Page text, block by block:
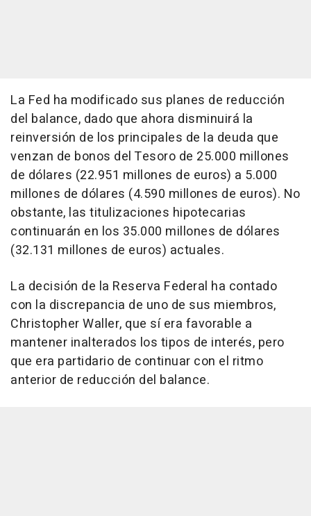
La Fed ha modificado sus planes de reducción
del balance, dado que ahora disminuirá la
reinversión de los principales de la deuda que
venzan de bonos del Tesoro de 25.000 millones
de dólares (22.951 millones de euros) a 5.000
millones de dólares (4.590 millones de euros). No
obstante, las titulizaciones hipotecarias
continuarán en los 35.000 millones de dólares
(32.131 millones de euros) actuales.
La decisión de la Reserva Federal ha contado
con la discrepancia de uno de sus miembros,
Christopher Waller, que sí era favorable a
mantener inalterados los tipos de interés, pero
que era partidario de continuar con el ritmo
anterior de reducción del balance.